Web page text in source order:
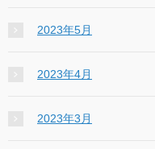
2023年5月
2023年4月
2023年3月